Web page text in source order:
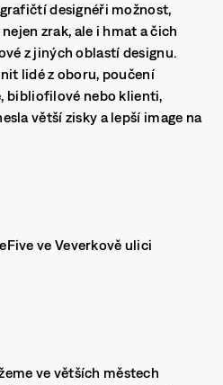
designéři možnost,
zrak, ale i hmat a čich
z jiných oblastí designu.
lidé z oboru, poučení
bibliofilové nebo klienti,
větší zisky a lepší image na
ve Veverkově ulici
ve větších městech